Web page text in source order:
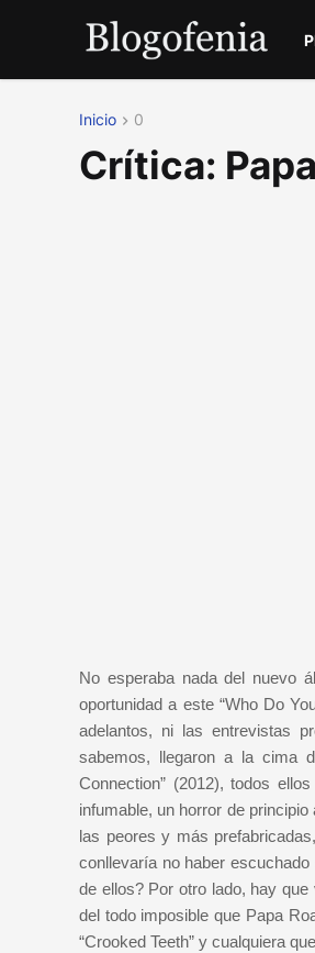
Inicio 0
Crítica:
No esperaba nada del nuevo
oportunidad a este “Who Do
adelantos, ni las entrevistas
sabemos, llegaron a la cima
Connection” (2012), todos
infumable, un horror de
las peores y más
conllevaría no haber
de ellos? Por otro lado, hay
del todo imposible que Papa
“Crooked Teeth” y cualquiera